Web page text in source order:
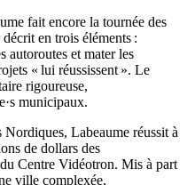
fait encore la tournée des
en trois éléments :
autoroutes et mater les
« lui réussissent ». Le
rigoureuse,
municipaux.
Labeaume réussit à
de dollars des
Centre Vidéotron. Mis à part
ville complexée,